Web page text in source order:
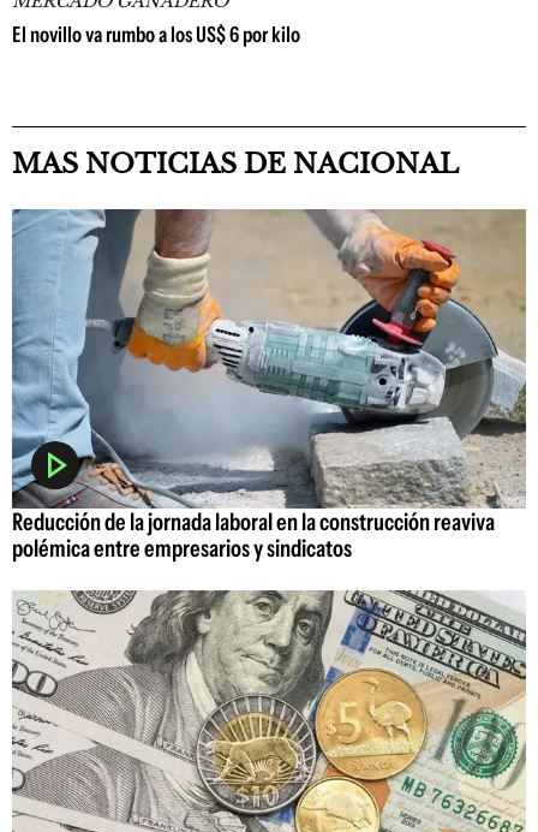
El novillo va rumbo a los US$ 6 por kilo
MAS NOTICIAS DE NACIONAL
Reducción de la jornada laboral en la construcción reaviva
polémica entre empresarios y sindicatos